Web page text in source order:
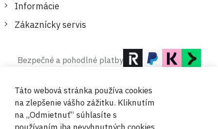
Informácie
Zákaznícky servis
Bezpečné a pohodlné platby
Táto webová stránka používa cookies
na zlepšenie vášho zážitku. Kliknutím
na „Odmietnuť“ súhlasíte s